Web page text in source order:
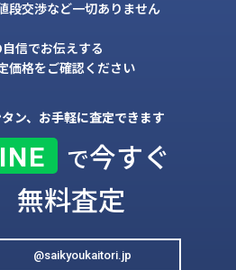
段交渉など一切ありません
信でお伝えする
価格をご確認ください
ン、お手軽に査定できます
で今すぐ
無料査定
@saikyoukaitori.jp